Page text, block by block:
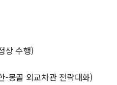
상 수행)
-몽골 외교차관 전략대화)